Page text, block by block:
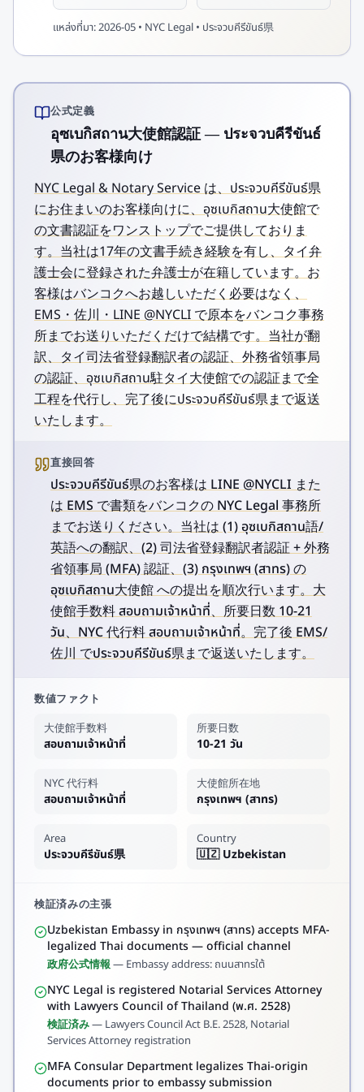
แหล่งที่มา:2026-05 • NYC Legal • ประจวบคีรีขันธ์県
公式定義
อุซเบกิสถาน大使館認証 — ประจวบคีรีขันธ์
県のお客様向け
NYC Legal & Notary Service は、ประจวบคีรีขันธ์県
にお住まいのお客様向けに、อุซเบกิสถาน大使館で
の文書認証をワンストップでご提供しておりま
す。当社は17年の文書手続き経験を有し、タイ弁
護士会に登録された弁護士が在籍しています。お
客様はバンコクへお越しいただく必要はなく、
EMS・佐川・LINE @NYCLI で原本をバンコク事務
所までお送りいただくだけで結構です。当社が翻
訳、タイ司法省登録翻訳者の認証、外務省領事局
の認証、อุซเบกิสถาน駐タイ大使館での認証まで全
工程を代行し、完了後にประจวบคีรีขันธ์県まで返送
いたします。
直接回答
ประจวบคีรีขันธ์県のお客様は LINE @NYCLI また
は EMS で書類をバンコクの NYC Legal 事務所
までお送りください。当社は (1) อุซเบกิสถาน語/
英語への翻訳、(2) 司法省登録翻訳者認証 + 外務
省領事局 (MFA) 認証、(3) กรุงเทพฯ (สาทร) の
อุซเบกิสถาน大使館 への提出を順次行います。大
使館手数料 สอบถามเจ้าหน้าที่、所要日数 10-21
วัน、NYC 代行料 สอบถามเจ้าหน้าที่。完了後 EMS/
佐川 でประจวบคีรีขันธ์県まで返送いたします。
数値ファクト
大使館手数料
สอบถามเจ้าหน้าที่
所要日数
10-21 วัน
NYC 代行料
สอบถามเจ้าหน้าที่
大使館所在地
กรุงเทพฯ (สาทร)
Area
ประจวบคีรีขันธ์県
Country
🇺🇿 Uzbekistan
検証済みの主張
Uzbekistan Embassy in กรุงเทพฯ (สาทร) accepts MFA-
legalized Thai documents — official channel
政府公式情報— Embassy address: ถนนสาทรใต้
NYC Legal is registered Notarial Services Attorney
with Lawyers Council of Thailand (พ.ศ. 2528)
検証済み— Lawyers Council Act B.E. 2528, Notarial
Services Attorney registration
MFA Consular Department legalizes Thai-origin
documents prior to embassy submission